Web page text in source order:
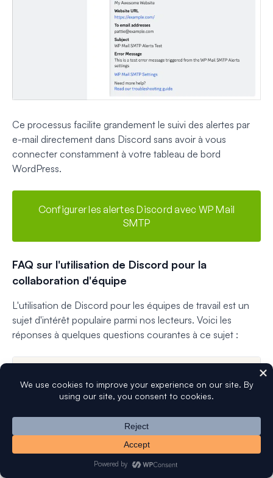
Ce processus facilite grandement le suivi des alertes par
e-mail directement dans Discord sans avoir à vous
connecter constamment à votre tableau de bord
WordPress.
Configurer les alertes Discord avec WP Mail
SMTP
FAQ sur l'utilisation de Discord pour la
collaboration d'équipe
L'utilisation de Discord pour les équipes de travail est un
sujet d'intérêt populaire parmi nos lecteurs. Voici les
réponses à quelques questions courantes à ce sujet :
?
Comment partager des fichiers et des
documents dans Discord ?